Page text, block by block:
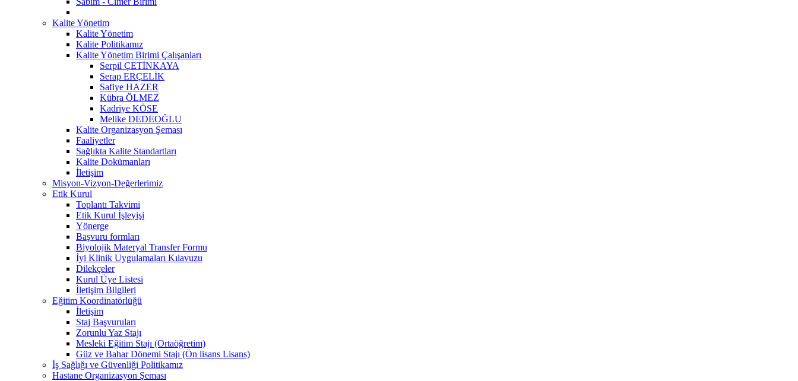
Kalite Yönetim
Kalite Yönetim
Kalite Politikamız
Kalite Yönetim Birimi Çalışanları
Serpil ÇETİNKAYA
Serap ERÇELİK
Safiye HAZER
Kübra ÖLMEZ
Kadriye KÖSE
Melike DEDEOĞLU
Kalite Organizasyon Şeması
Faaliyetler
Sağlıkta Kalite Standartları
Kalite Dokümanları
İletişim
Misyon-Vizyon-Değerlerimiz
Etik Kurul
Toplantı Takvimi
Etik Kurul İşleyişi
Yönerge
Başvuru formları
Biyolojik Materyal Transfer Formu
İyi Klinik Uygulamaları Kılavuzu
Dilekçeler
Kurul Üye Listesi
İletişim Bilgileri
Eğitim Koordinatörlüğü
İletişim
Staj Başvuruları
Zorunlu Yaz Stajı
Mesleki Eğitim Stajı (Ortaöğretim)
Güz ve Bahar Dönemi Stajı (Ön lisans Lisans)
İş Sağlığı ve Güvenliği Politikamız
Hastane Organizasyon Şeması